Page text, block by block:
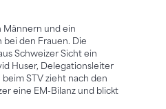
Männern und ein
den Frauen. Die
Schweizer Sicht ein
Huser, Delegationsleiter
STV zieht nach den
eine EM-Bilanz und blickt